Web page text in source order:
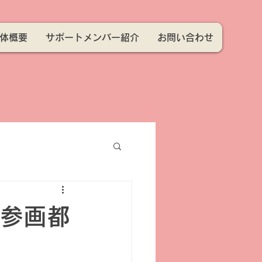
概要 サポートメンバー紹介 お問い合わせ
画都